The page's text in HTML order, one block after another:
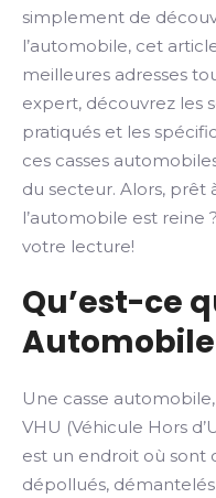
simplement de
l’automobile, cet
meilleures adresses
expert, découvrez les
pratiqués et les
ces casses
du secteur. Alors, prêt
l’automobile est
votre lecture!
Qu’est-ce
Automobile
Une casse
VHU (Véhicule Hors
est un endroit où sont
dépollués,